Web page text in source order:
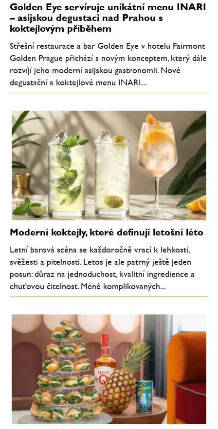
Golden Eye servíruje unikátní menu INARI
– asijskou degustaci nad Prahou s
koktejlovým příběhem
Střešní restaurace a bar Golden Eye v hotelu Fairmont
Golden Prague přichází s novým konceptem, který dále
rozvíjí jeho moderní asijskou gastronomii. Nové
degustační a koktejlové menu INARI...
Moderní koktejly, které definují letošní léto
Letní barová scéna se každoročně vrací k lehkosti,
svěžesti a pitelnosti. Letos je ale patrný ještě jeden
posun: důraz na jednoduchost, kvalitní ingredience a
chuťovou čitelnost. Méně komplikovaných...